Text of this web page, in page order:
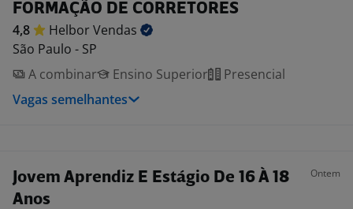
FORMAÇÃO DE CORRETORES
4,8 HelborVendas
São Paulo - SP
A combinar
Ensino Superior
Presencial
Vagas semelhantes
Jovem Aprendiz E Estágio De 16 À 18
Anos
Ontem